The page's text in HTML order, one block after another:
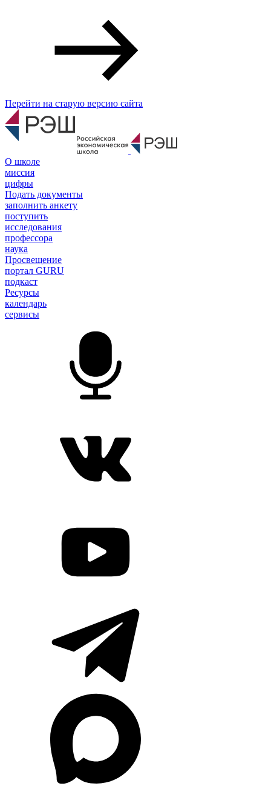
Перейти на старую версию сайта
О школе
миссия
цифры
Подать документы
заполнить анкету
поступить
исследования
профессора
наука
Просвещение
портал GURU
подкаст
Ресурсы
календарь
сервисы